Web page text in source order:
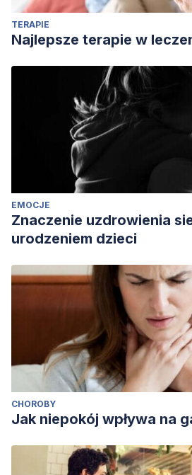
TERAPIE
Najlepsze terapie w
EMOCJE
Znaczenie uzdrowienia
urodzeniem dzieci
CHOROBY
Jak niepokój wpływa na